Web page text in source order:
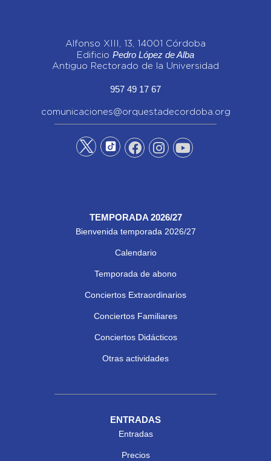
Alfonso XIII, 13, 14001 Córdoba
Edificio Pedro López de Alba
Antiguo Rectorado de la Universidad
957 49 17 67
comunicaciones@orquestadecordoba.org
TEMPORADA 2026/27
Bienvenida temporada 2026/27
Calendario
Temporada de abono
Conciertos Extraordinarios
Conciertos Familiares
Conciertos Didácticos
Otras actividades
ENTRADAS
Entradas
Precios